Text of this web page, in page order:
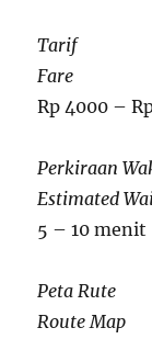
Tarif
Fare
Rp 4000 –
Perkiraan
Estimated
5 – 10 menit
Peta Rute
Route Map